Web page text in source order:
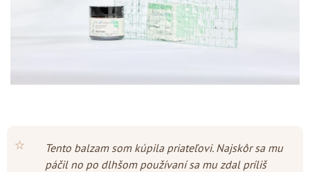
⭐
Tento balzam som kúpila priateľovi. Najskôr sa mu
páčil no po dlhšom používaní sa mu zdal príliš